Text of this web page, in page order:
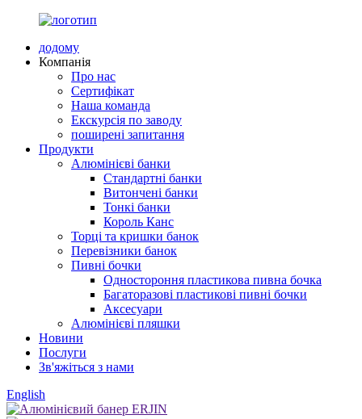
додому
Компанія
Про нас
Сертифікат
Наша команда
Екскурсія по заводу
поширені запитання
Продукти
Алюмінієві банки
Стандартні банки
Витончені банки
Тонкі банки
Король Канс
Торці та кришки банок
Перевізники банок
Пивні бочки
Одностороння пластикова пивна бочка
Багаторазові пластикові пивні бочки
Аксесуари
Алюмінієві пляшки
Новини
Послуги
Зв'яжіться з нами
English